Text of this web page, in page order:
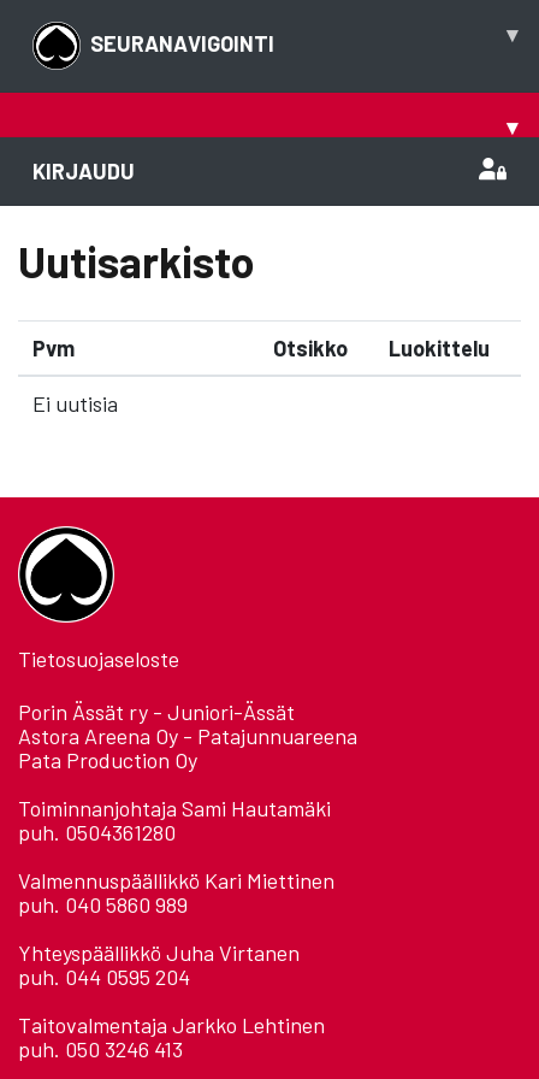
SEURANAVIGOINTI ▾
▾
KIRJAUDU
Uutisarkisto
Pvm Otsikko Luokittelu
Ei uutisia
Tietosuojaseloste
Porin Ässät ry - Juniori-Ässät
Astora Areena Oy - Patajunnuareena
Pata Production Oy
Toiminnanjohtaja Sami Hautamäki
puh. 0504361280
Valmennuspäällikkö Kari Miettinen
puh. 040 5860 989
Yhteyspäällikkö Juha Virtanen
puh. 044 0595 204
Taitovalmentaja Jarkko Lehtinen
puh. 050 3246 413